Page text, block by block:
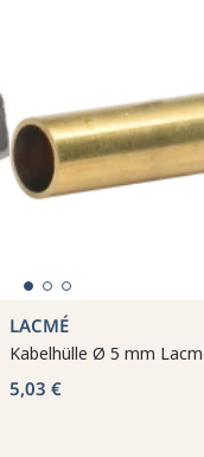
LACMÉ
Kabelhülle Ø 5 mm
5,03 €